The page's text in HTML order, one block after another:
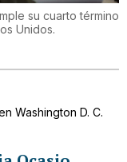
su cuarto término
Unidos.
Washington D. C.